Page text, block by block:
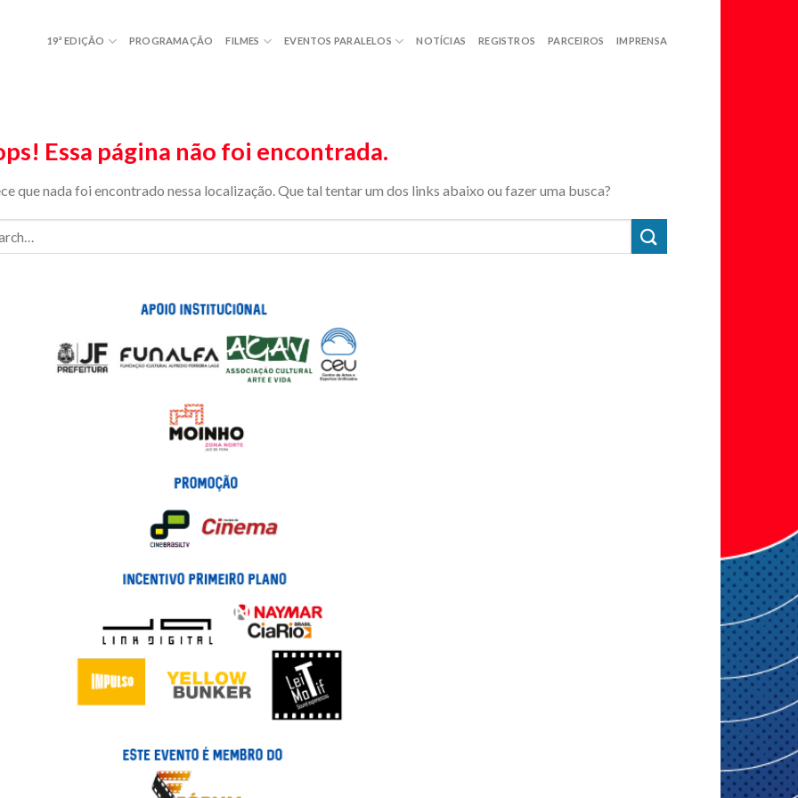
19ª EDIÇÃO PROGRAMAÇÃO FILMES EVENTOS PARALELOS NOTÍCIAS REGISTROS PARCEIROS IMPRENSA
Essa página não foi encontrada.
que nada foi encontrado nessa localização. Que tal tentar um dos links abaixo ou fazer uma busca?